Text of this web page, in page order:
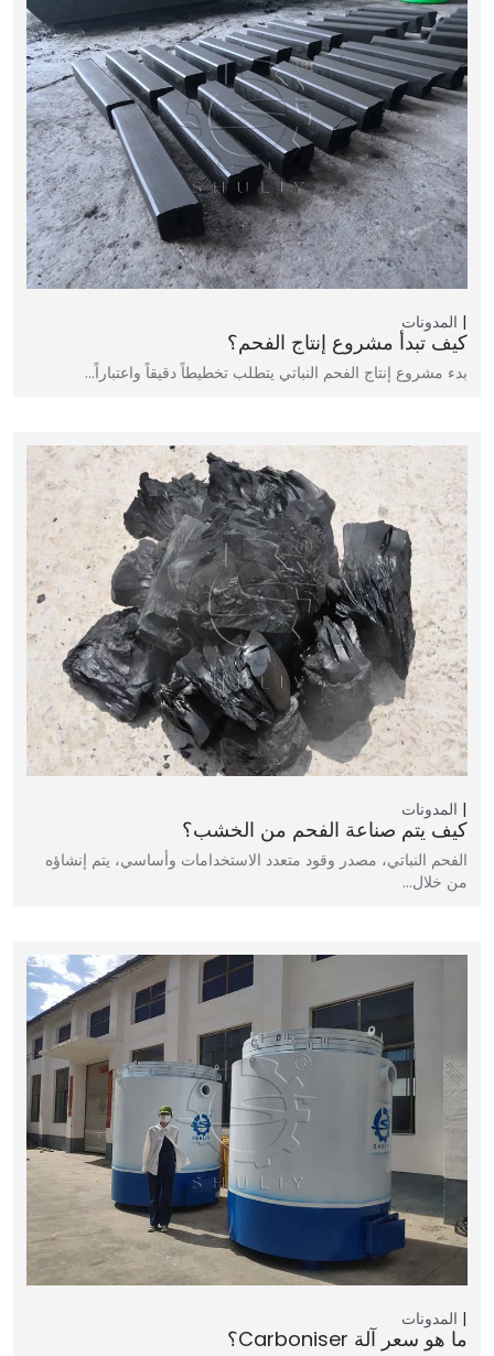
المدونات
كيف تبدأ مشروع إنتاج الفحم؟
بدء مشروع إنتاج الفحم النباتي يتطلب تخطيطاً دقيقاً واعتباراً…
المدونات
كيف يتم صناعة الفحم من الخشب؟
الفحم النباتي، مصدر وقود متعدد الاستخدامات وأساسي، يتم إنشاؤه
من خلال…
المدونات
ما هو سعر آلة Carboniser؟